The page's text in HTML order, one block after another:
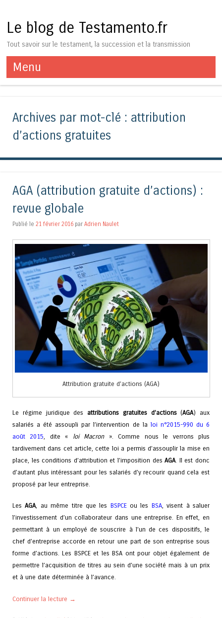
Le blog de Testamento.fr
Tout savoir sur le testament, la succession et la transmission
Menu
Aller au contenu
Archives par mot-clé : attribution
d’actions gratuites
AGA (attribution gratuite d’actions) :
revue globale
Publié le 21 février 2016 par Adrien Naulet
Attribution gratuite d’actions (AGA)
Le régime juridique des attributions gratuites d’actions(AGA) aux
salariés a été assoupli par l’intervention de la loi n°2015-990 du 6
août 2015, dite « loi Macron». Comme nous le verrons plus
tardivement dans cet article, cette loi a permis d’assouplir la mise en
place, les conditions d’attribution et l’imposition desAGA. Il est donc
d’autant plus intéressant pour les salariés d’y recourir quand cela est
proposé par leur entreprise.
LesAGA, au même titre que les BSPCEou les BSA, visent à saluer
l’investissement d’un collaborateur dans une entreprise. En effet, en
permettant à un employé de souscrire à l’un de ces dispositifs, le
chef d’entreprise accorde en retour une part de son entreprise sous
forme d’actions. Les BSPCE et les BSA ont pour objet également de
permettre l’acquisition de titres au sein d’une société mais à un prix
et à une date déterminée à l’avance.
Continuer la lecture →